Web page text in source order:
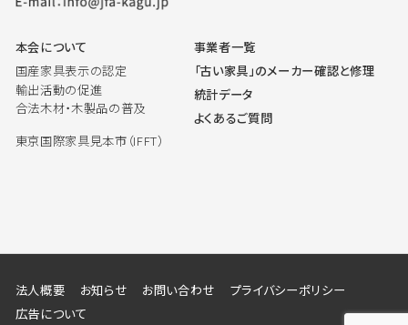
本会について
国産家具表示の認定
輸出活動の促進
合法木材・木製品の普及
東京国際家具見本市（IFFT）
事業者一覧
「古い家具」のメーカー確認と修理
統計データ
よくあるご質問
法人概要 お知らせ お問い合わせ
プライバシーポリシー
広告について